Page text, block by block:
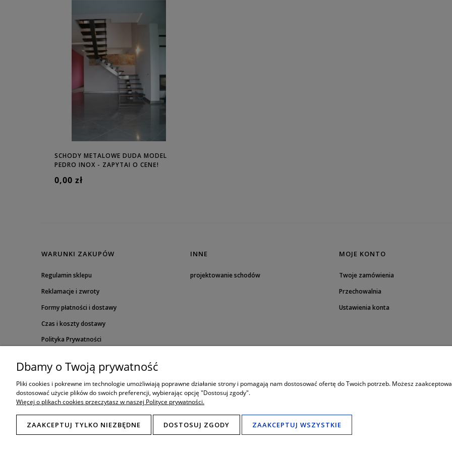
SCHODY METALOWE DUDA MODEL
PEDRO INOX - ZAPYTAJ O CENĘ!
0,00 zł
WARUNKI ZAKUPÓW
Regulamin sklepu
Reklamacje i zwroty
Formy płatności i dostawy
Czas i koszty dostawy
Polityka Prywatności
INNE
projektowanie schodów
MOJE KONTO
Twoje zamówienia
Przechowalnia
Ustawienia konta
Tel. mobil: 506 034 222
Tel. Fax: (+48) 65 517 82 29
e-mail:schody24.biuro@wp.pl
Dbamy o Twoją prywatność
Pliki cookies i pokrewne im technologie umożliwiają poprawne działanie strony i pomagają nam dostosować ofertę do Twoich potrzeb. Możesz
dostosować użycie plików do swoich preferencji, wybierając opcję "Dostosuj zgody".
Więcej o plikach cookies przeczytasz w naszej Polityce prywatności.
ZAAKCEPTUJ TYLKO NIEZBĘDNE DOSTOSUJ ZGODY ZAAKCEPTUJ WSZYSTKIE